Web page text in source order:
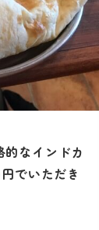
なインドカ
でいただき